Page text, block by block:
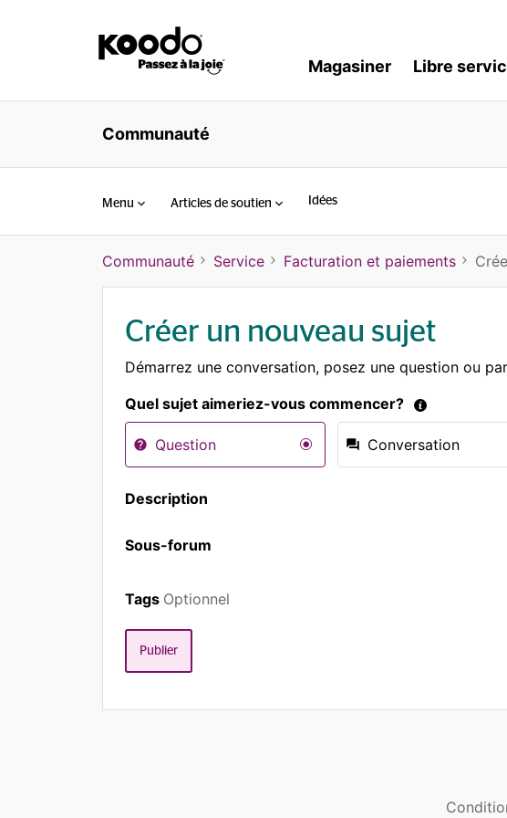
Magasiner Libre
Communauté
Menu Articles de soutien Idées
Communauté Service Facturation et paiements
Créer un nouveau sujet
Démarrez une conversation, posez une question ou
Quel sujet aimeriez-vous commencer?
Question Conversation
Description
Sous-forum
Tags Optionnel
Publier